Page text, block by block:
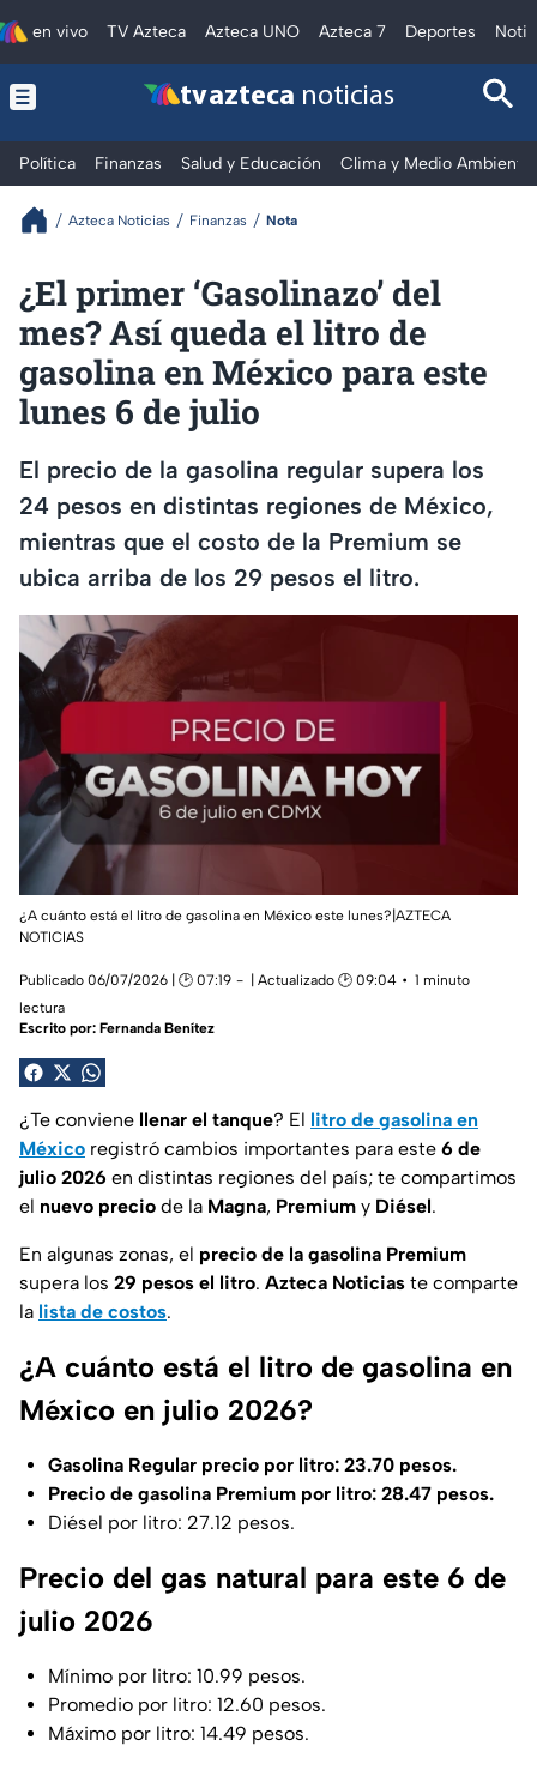
en vivo TV Azteca Azteca UNO Azteca 7 Deportes
tv azteca noticias
Política Finanzas Salud y Educación Clima y Medio Ambiente
Azteca Noticias Finanzas Nota
¿El primer ‘Gasolinazo’ del
mes? Así queda el litro de
gasolina en México para este
lunes 6 de julio
El precio de la gasolina regular supera los
24 pesos en distintas regiones de México,
mientras que el costo de la Premium se
ubica arriba de los 29 pesos el litro.
¿A cuánto está el litro de gasolina en México este lunes?|AZTECA
NOTICIAS
Publicado 06/07/2026 | 🕑 07:19 | Actualizado 🕑 09:04
1 minuto
lectura
Escrito por: Fernanda Benítez
¿Te conviene llenar el tanque? El litro de gasolina en
México registró cambios importantes para este 6 de
julio 2026 en distintas regiones del país; te compartimos
el nuevo precio de la Magna, Premium y Diésel.
En algunas zonas, el precio de la gasolina Premium
supera los 29 pesos el litro. Azteca Noticias te comparte
la lista de costos.
¿A cuánto está el litro de gasolina en
México en julio 2026?
Gasolina Regular precio por litro: 23.70 pesos.
Precio de gasolina Premium por litro: 28.47 pesos.
Diésel por litro: 27.12 pesos.
Precio del gas natural para este 6 de
julio 2026
Mínimo por litro: 10.99 pesos.
Promedio por litro: 12.60 pesos.
Máximo por litro: 14.49 pesos.